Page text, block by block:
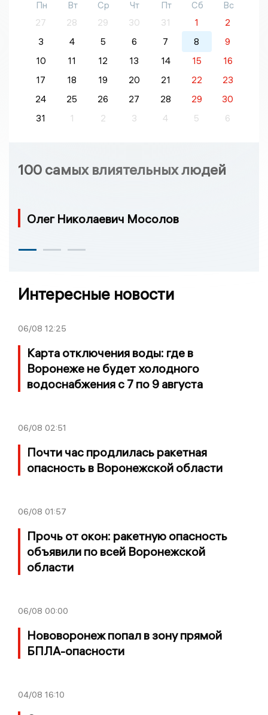
Пн Вт Ср Чт Пт Сб
Вс
27
28 29 30 31 1
2
3
4 5 6 7 8
9
10
11 12 13 14 15
16
17
18 19 20 21 22
23
24
25 26 27 28 29
30
31
1 2 3 4 5 6
100 самых влиятельных людей
Олег Николаевич Мосолов
Интересные новости
06/08 12:25
Карта отключения воды: где в
Воронеже не будет холодного
водоснабжения с 7 по 9 августа
06/08 02:51
Почти час продлилась ракетная
опасность в Воронежской области
06/08 01:57
Прочь от окон: ракетную опасность
объявили по всей Воронежской
области
06/08 00:00
Нововоронеж попал в зону прямой
БПЛА-опасности
04/08 16:10